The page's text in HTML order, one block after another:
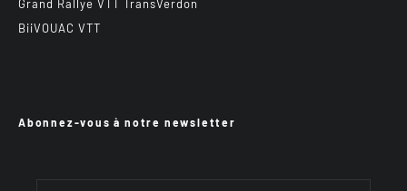
Grand Rallye VTT TransVerdon
BiiVOUAC VTT
Abonnez-vous à notre newsletter